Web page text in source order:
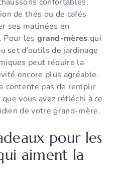
de thés ou de cafés
ses matinées en
Pour lesgrand-mères qui
set d’outils de jardinage
peut réduire la
encore plus agréable.
contente pas de remplir
vous avez réfléchi à ce
de votre grand-mère.
pour les
aiment la